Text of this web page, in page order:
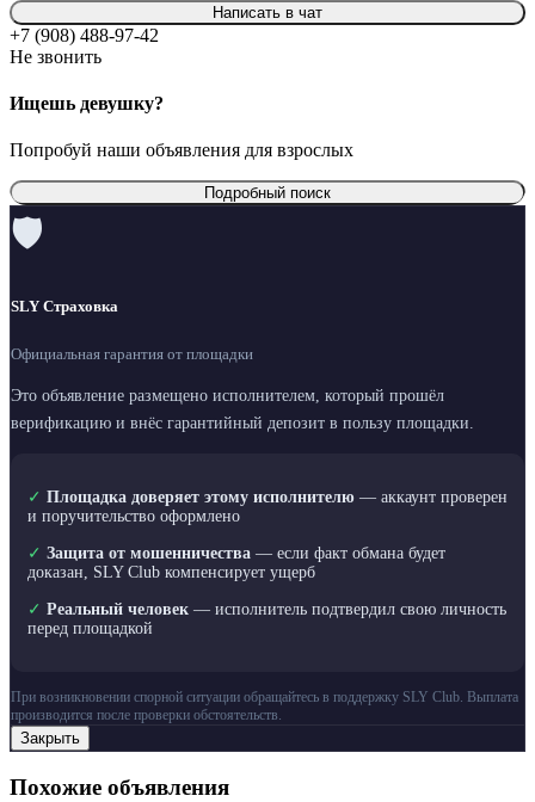
Написать в чат
+7 (908) 488-97-42
Не звонить
Ищешь девушку?
Попробуй наши объявления для взрослых
Подробный поиск
🛡
SLY Страховка
Официальная гарантия от площадки
Это объявление размещено исполнителем, который прошёл
верификацию и внёс гарантийный депозит в пользу площадки.
✓ Площадка доверяет этому исполнителю — аккаунт проверен
и поручительство оформлено
✓ Защита от мошенничества — если факт обмана будет
доказан, SLY Club компенсирует ущерб
✓ Реальный человек — исполнитель подтвердил свою личность
перед площадкой
При возникновении спорной ситуации обращайтесь в поддержку SLY Club. Выплата
производится после проверки обстоятельств.
Закрыть
Похожие объявления